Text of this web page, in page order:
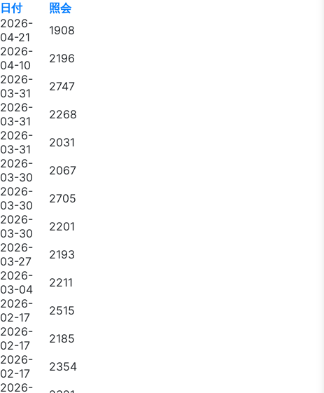
日付 照会
2026-
04-21
1908
2026-
04-10
2196
2026-
03-31
2747
2026-
03-31
2268
2026-
03-31
2031
2026-
03-30
2067
2026-
03-30
2705
2026-
03-30
2201
2026-
03-27
2193
2026-
03-04
2211
2026-
02-17
2515
2026-
02-17
2185
2026-
02-17
2354
2026-